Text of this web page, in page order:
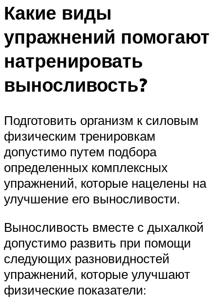
Какие виды
упражнений помогают
натренировать
выносливость?
Подготовить организм к силовым
физическим тренировкам
допустимо путем подбора
определенных комплексных
упражнений, которые нацелены на
улучшение его выносливости.
Выносливость вместе с дыхалкой
допустимо развить при помощи
следующих разновидностей
упражнений, которые улучшают
физические показатели: